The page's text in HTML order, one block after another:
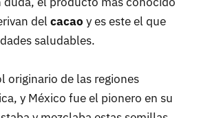
del cacao y es este el que
saludables.
originario de las regiones
y México fue el pionero en su